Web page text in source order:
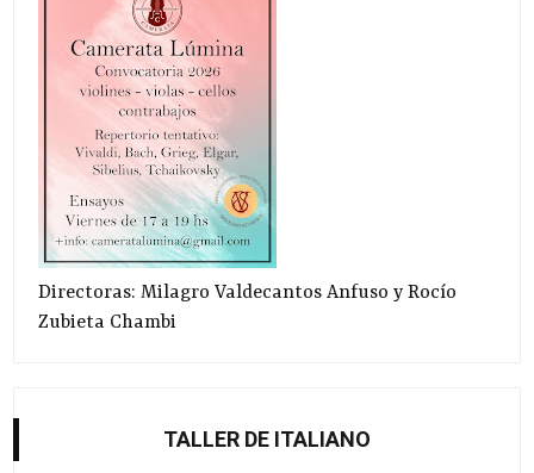
Directoras: Milagro Valdecantos Anfuso y Rocío
Zubieta Chambi
TALLER DE ITALIANO